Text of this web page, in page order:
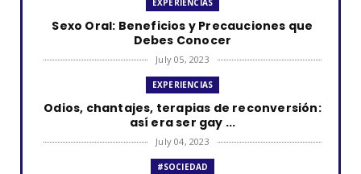
EXPERIENCIAS
Sexo Oral: Beneficios y Precauciones que
Debes Conocer
July 05, 2023
EXPERIENCIAS
Odios, chantajes, terapias de reconversión:
así era ser gay ...
July 04, 2023
#SOCIEDAD